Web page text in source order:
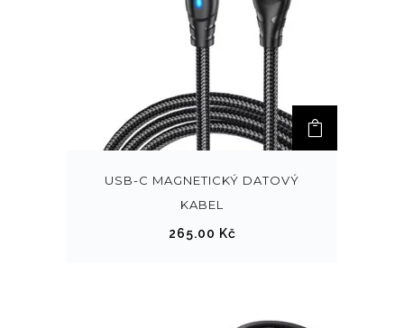
USB-C MAGNETICKÝ DATOVÝ
KABEL
265.00 Kč